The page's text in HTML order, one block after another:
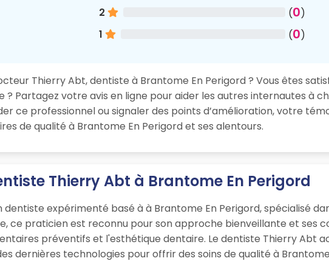
2
(0)
1
(0)
Thierry Abt, dentiste à Brantome En Perigord ? Vous êtes
Partagez votre avis en ligne pour aider les autres internautes à
ce professionnel ou signaler des points d’amélioration, votre
de qualité à Brantome En Perigord et ses alentours.
Thierry Abt à Brantome En Perigord
expérimenté basé à à Brantome En Perigord, spécialisé
ce praticien est reconnu pour son approche bienveillante et ses
préventifs et l'esthétique dentaire. Le dentiste Thierry Abt
dernières technologies pour offrir des soins de qualité à